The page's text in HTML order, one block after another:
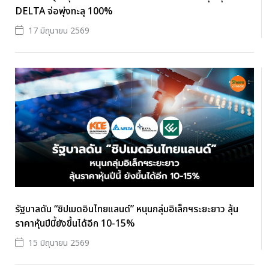
DELTA จ่อพุ่งทะลุ 100%
17 มิถุนายน 2569
รัฐบาลดัน “ชิปเมดอินไทยแลนด์” หนุนกลุ่มอิเล็กฯระยะยาว ลุ้น
ราคาหุ้นปีนี้ยังขึ้นได้อีก 10-15%
15 มิถุนายน 2569